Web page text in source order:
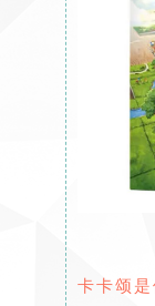
卡卡颂